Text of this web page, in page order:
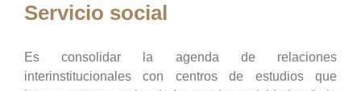
Servicio social
Es consolidar la agenda de relaciones
interinstitucionales con centros de estudios que